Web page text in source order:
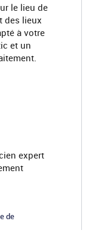
le lieu de
des lieux
à votre
et un
expert
de